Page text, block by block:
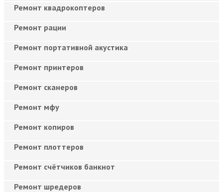
Ремонт квадрокоптеров
Ремонт рации
Ремонт портативной акустика
Ремонт принтеров
Ремонт сканеров
Ремонт мфу
Ремонт копиров
Ремонт плоттеров
Ремонт счётчиков банкнот
Ремонт шредеров